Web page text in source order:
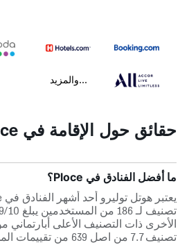
...والمزيد
حقائق حول الإقامة في Ploce
ما أفضل الفنادق في Ploce؟
الأخرى ذات التصنيف الأعلى
تصنيف 7.7 من اصل 639 من تقييمات المستخدمين